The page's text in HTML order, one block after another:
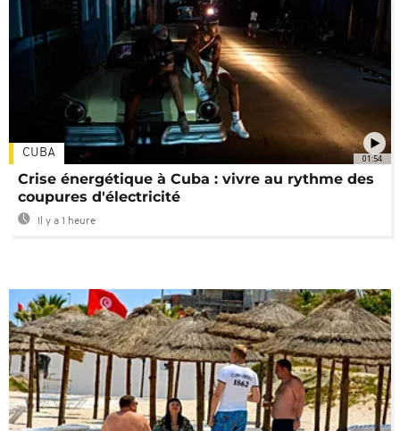
01:54
CUBA
Crise énergétique à Cuba : vivre au rythme des
coupures d'électricité
Il y a 1 heure